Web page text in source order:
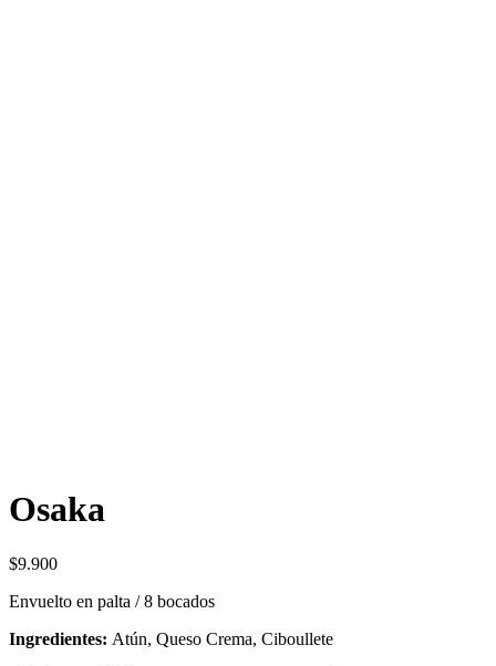
Osaka
$9.900
Envuelto en palta / 8 bocados
Ingredientes: Atún, Queso Crema, Ciboullete